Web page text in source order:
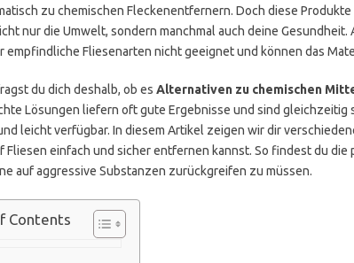
zu chemischen Fleckenentfernern. Doch diese Produkte
nur die Umwelt, sondern manchmal auch deine Gesundheit.
empfindliche Fliesenarten nicht geeignet und können das
du dich deshalb, ob es Alternativen zu chemischen
Lösungen liefern oft gute Ergebnisse und sind gleichzeitig
leicht verfügbar. In diesem Artikel zeigen wir dir
Fliesen einfach und sicher entfernen kannst. So findest du die
auf aggressive Substanzen zurückgreifen zu müssen.
Contents